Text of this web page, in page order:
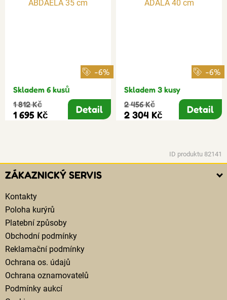
-6%
Skladem 6 kusů
1 812 Kč
1 695 Kč Detail
-6%
Skladem 3 kusy
2 456 Kč
2 304 Kč Detail
ID produktu 82141
ZÁKAZNICKÝ SERVIS
Kontakty
Poloha kurýrů
Platební způsoby
Obchodní podmínky
Reklamační podmínky
Ochrana os. údajů
Ochrana oznamovatelů
Podmínky aukcí